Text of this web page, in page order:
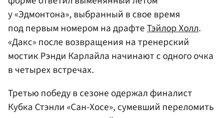
у «Эдмонтона», выбранный в свое время
под первым номером на драфтеТэйлор Холл.
«Дакс» после возвращения на тренерский
мостик Рэнди Карлайла начинают с одного очка
в четырех встречах.
Третью победу в сезоне одержал финалист
Кубка Стэнли «Сан-Хосе», сумевший переломить